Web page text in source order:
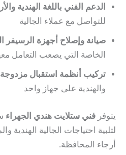
الدعم الفني باللغة الهندية
للتواصل مع عملاء الجالية
صيانة وإصلاح أجهزة الرسيفر
الخاصة التي يصعب التعامل
تركيب أنظمة استقبال مزدوجة
والهندية على جهاز واحد
يتوفر فني ستلايت هندي الجهراء
لتلبية احتياجات الجالية الهندية
أرجاء المحافظة.